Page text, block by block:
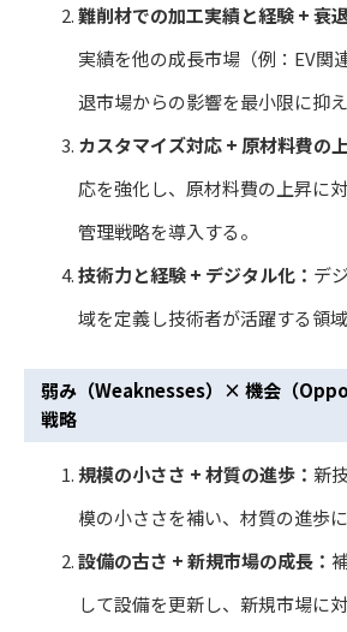
難削材での加工実績と経験 + 衰
実績を他の成長市場（例：EV関
退市場からの影響を最小限に抑え
カスタマイズ対応 + 原材料費の
応を強化し、原材料費の上昇に
管理戦略を導入する。
技術力と経験 + デジタル化： デ
域を定義し技術者が活躍する領
弱み（Weaknesses）× 機会（
戦略
規模の小ささ + 材質の進歩： 新
模の小ささを補い、材質の進歩に
設備の古さ + 新規市場の成長：
して設備を更新し、新規市場に対